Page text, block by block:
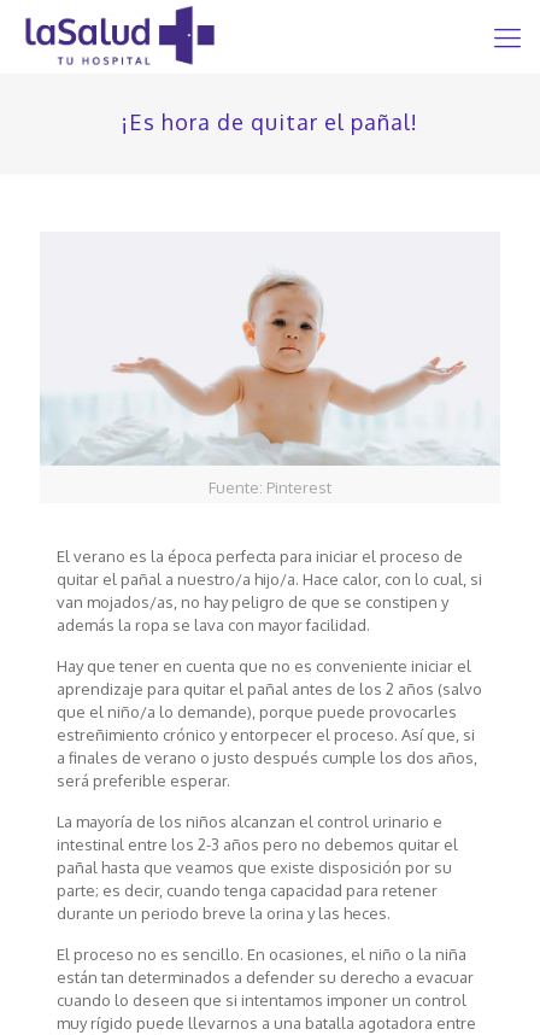
¡Es hora de quitar el pañal!
Fuente: Pinterest
El verano es la época perfecta para iniciar el proceso de
quitar el pañal a nuestro/a hijo/a. Hace calor, con lo cual, si
van mojados/as, no hay peligro de que se constipen y
además la ropa se lava con mayor facilidad.
Hay que tener en cuenta que no es conveniente iniciar el
aprendizaje para quitar el pañal antes de los 2 años (salvo
que el niño/a lo demande), porque puede provocarles
estreñimiento crónico y entorpecer el proceso. Así que, si
a finales de verano o justo después cumple los dos años,
será preferible esperar.
La mayoría de los niños alcanzan el control urinario e
intestinal entre los 2-3 años pero no debemos quitar el
pañal hasta que veamos que existe disposición por su
parte; es decir, cuando tenga capacidad para retener
durante un periodo breve la orina y las heces.
El proceso no es sencillo. En ocasiones, el niño o la niña
están tan determinados a defender su derecho a evacuar
cuando lo deseen que si intentamos imponer un control
muy rígido puede llevarnos a una batalla agotadora entre